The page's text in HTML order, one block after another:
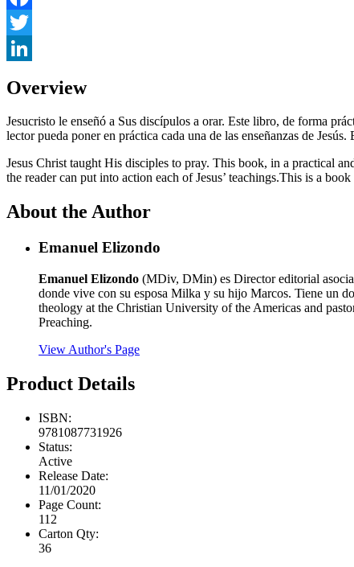
Facebook
Twitter
Overview
Jesucristo le enseñó a Sus discípulos a orar. Este libro, de forma
lector pueda poner en práctica cada una de las enseñanzas de
Jesus Christ taught His disciples to pray. This book, in a practical
the reader can put into action each of Jesus’ teachings.This is a
About the Author
Emanuel Elizondo
Emanuel Elizondo (MDiv, DMin) es Director editorial
donde vive con su esposa Milka y su hijo Marcos. Tiene un
theology at the Christian University of the Americas and
Preaching.
View Author's Page
Product Details
ISBN:
9781087731926
Status:
Active
Release Date:
11/01/2020
Page Count:
112
Carton Qty:
36